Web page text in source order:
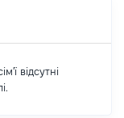
відсутні